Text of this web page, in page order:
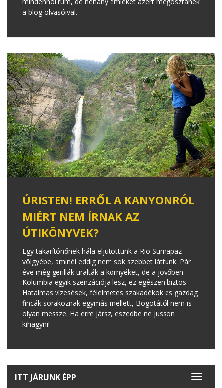
a blog olvasóival.
ÚRISTEN! ERRŐL A KANYONRÓL
MIÉRT NEM ÍRNAK AZ
ÚTIKÖNYVEK?
Egy takarítónőnek hála eljutottunk a Rio Sumapaz
völgyébe, aminél eddig nem sok szebbet láttunk. Pár
éve még gerillák uralták a környéket, de a jövőben
Kolumbia egyik szenzációja lesz, ez egészen biztos.
Hatalmas vízesések, félelmetes szakadékok és gazdag
fincák sorakoznak egymás mellett, Bogotától nem is
olyan messze. Ha erre jársz, eszedbe ne jusson
kihagyni!
Toggle
ITT JÁRUNK ÉPP